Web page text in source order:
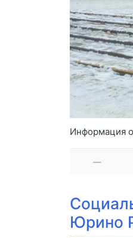
Информация
—
Юрино